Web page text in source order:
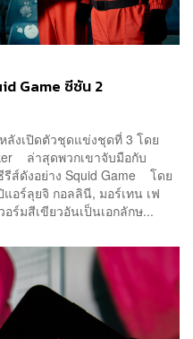
Game ซีซัน 2
ลังเปิดตัวชุดแข่งชุดที่ 3 โดย
ล่าสุดพวกเขาจับมือกับ
ส์ดังอย่าง Squid Game โดย
อร์ลุยจิ กอลลินี, มอร์เทน เฟ
ร์มสีเขียวอันเป็นเอกลักษ...